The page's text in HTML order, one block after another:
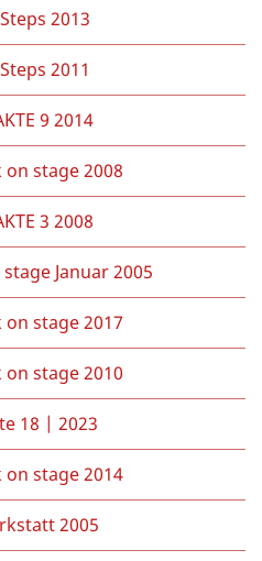
2013
2011
9 2014
stage 2008
3 2008
Januar 2005
stage 2017
stage 2010
18 | 2023
stage 2014
2005